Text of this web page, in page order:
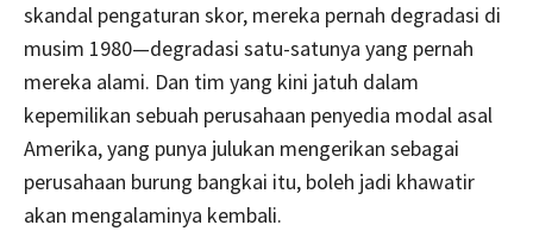
skandal pengaturan skor, mereka pernah degradasi di
musim 1980—degradasi satu-satunya yang pernah
mereka alami. Dan tim yang kini jatuh dalam
kepemilikan sebuah perusahaan penyedia modal asal
Amerika, yang punya julukan mengerikan sebagai
perusahaan burung bangkai itu, boleh jadi khawatir
akan mengalaminya kembali.